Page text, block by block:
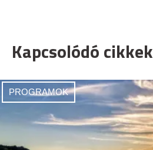
Kapcsolódó cikkek
PROGRAMOK